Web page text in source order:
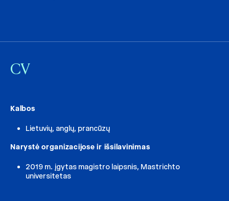
CV
Kalbos
Lietuvių, anglų, prancūzų
Narystė organizacijose ir išsilavinimas
2019 m. įgytas magistro laipsnis, Mastrichto
universitetas